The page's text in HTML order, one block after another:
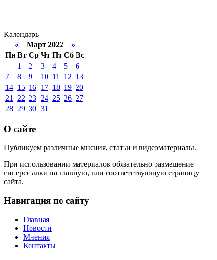
Календарь
«Март 2022 »
Пн Вт Ср Чт Пт Сб Вс
1
2 3 4 5
6
7
8 9 10 11 12 13
14 15 16 17 18 19 20
21
22 23 24 25 26 27
28 29 30 31
О сайте
Публикуем различные мнения, статьи и видеоматериалы.
При использовании материалов обязательно размещение
гиперссылки на главную, или соответствующую страницу
сайта.
Навигация по сайту
Главная
Новости
Мнения
Контакты